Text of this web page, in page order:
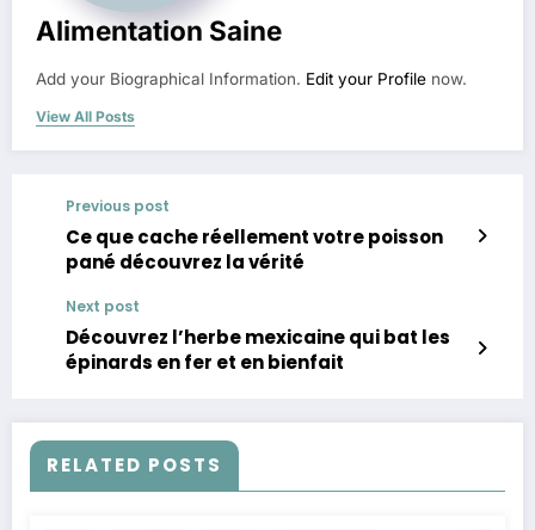
Alimentation Saine
Add your Biographical Information. Edit your Profile now.
View All Posts
Previous post
Ce que cache réellement votre poisson
pané découvrez la vérité
Next post
Découvrez l’herbe mexicaine qui bat les
épinards en fer et en bienfait
RELATED POSTS